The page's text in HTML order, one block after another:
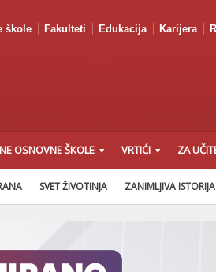
škole Fakulteti Edukacija Karijera
OSNOVNE ŠKOLE VRTIĆI ZA
SVET ŽIVOTINJA ZANIMLJIVA ISTORIJA